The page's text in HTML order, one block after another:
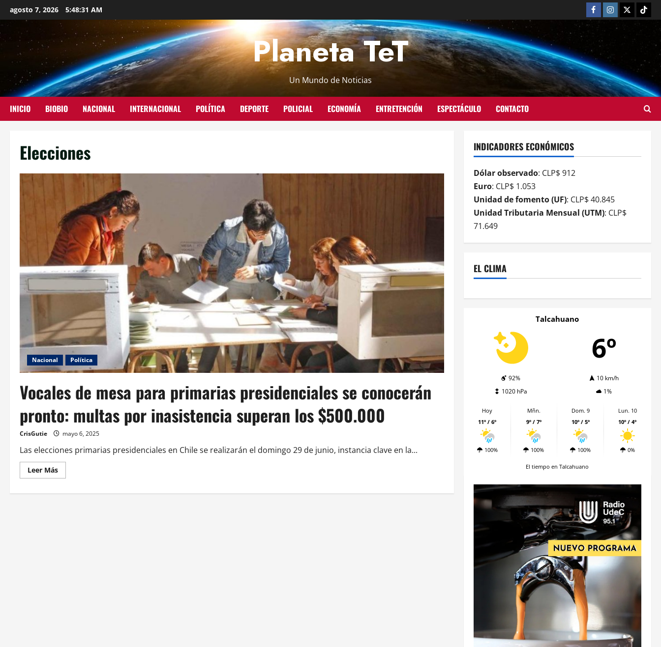
agosto 7, 2026 5:48:32 AM
Planeta TeT
Un Mundo de Noticias
INICIO BIOBIO NACIONAL INTERNACIONAL POLÍTICA DEPORTE POLICIAL ECONOMÍA ENTRETENCIÓN ESPECTÁCULO CONTACTO
Elecciones
Nacional Política
Vocales de mesa para primarias presidenciales se conocerán
pronto: multas por inasistencia superan los $500.000
CrisGutie mayo 6, 2025
Las elecciones primarias presidenciales en Chile se realizarán el domingo 29 de junio, instancia clave en la...
Leer Más
INDICADORES ECONÓMICOS
Dólar observado: CLP$ 912
Euro: CLP$ 1.053
Unidad de fomento (UF): CLP$ 40.845
Unidad Tributaria Mensual (UTM): CLP$
71.649
EL CLIMA
Talcahuano
6º
92%
10 km/h
1020 hPa
1%
Hoy
11º / 6º
100%
Mñn.
9º / 7º
100%
Dom. 9
10º / 5º
100%
Lun. 10
10º / 4º
0%
El tiempo en Talcahuano